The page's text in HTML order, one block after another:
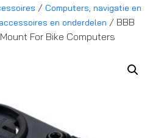
/ Computers, navigatie en
en onderdelen / BBB
For Bike Computers